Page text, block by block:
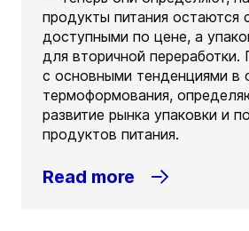
продукты питания остаются
доступными по цене, а
для вторичной переработки.
с основными тенденциями в
термоформования,
развитие рынка упаковки и
продуктов питания.
Read more